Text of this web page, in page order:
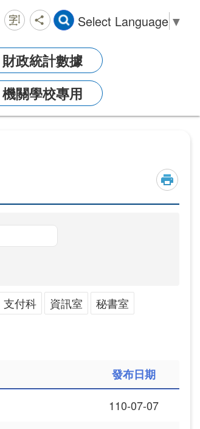
Select Language ▼
財政統計數據
機關學校專用
支付科 資訊室
秘書室
發布日期
110-07-07